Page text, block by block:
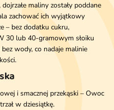
maliny zostały poddane
zachować ich wyjątkowy
– bez dodatku cukru,
30 lub 40-gramowym słoiku
wody, co nadaje malinie
i smacznej przekąski – Owoc
w dziesiątkę.